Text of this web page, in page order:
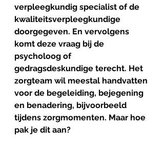
verpleegkundig specialist of de
kwaliteitsverpleegkundige
doorgegeven. En vervolgens
komt deze vraag bij de
psycholoog of
gedragsdeskundige terecht. Het
zorgteam wil meestal handvatten
voor de begeleiding, bejegening
en benadering, bijvoorbeeld
tijdens zorgmomenten. Maar hoe
pak je dit aan?